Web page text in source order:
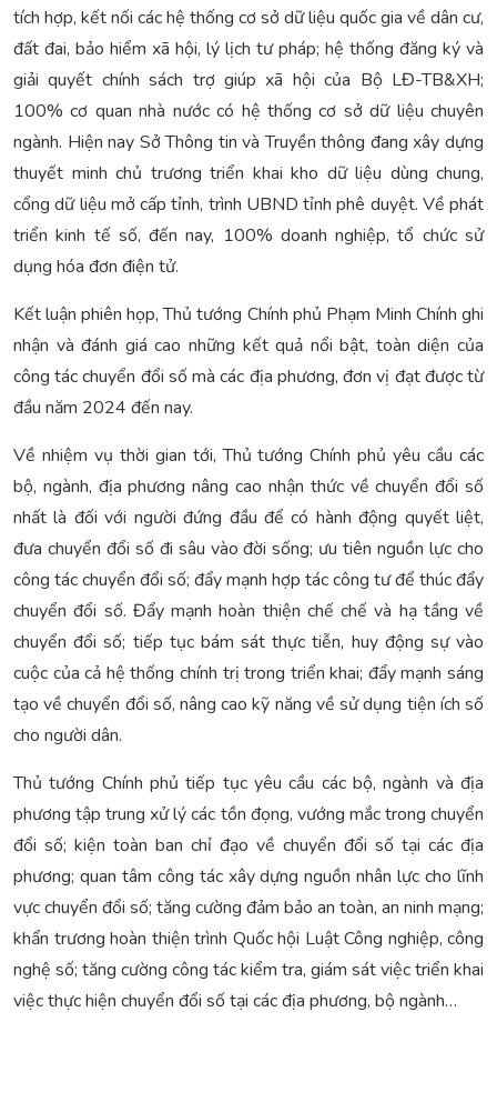
tích hợp, kết nối các hệ thống cơ sở dữ liệu quốc gia về dân cư,
đất đai, bảo hiểm xã hội, lý lịch tư pháp; hệ thống đăng ký và
giải quyết chính sách trợ giúp xã hội của Bộ LĐ-TB&XH;
100% cơ quan nhà nước có hệ thống cơ sở dữ liệu chuyên
ngành. Hiện nay Sở Thông tin và Truyền thông đang xây dựng
thuyết minh chủ trương triển khai kho dữ liệu dùng chung,
cổng dữ liệu mở cấp tỉnh, trình UBND tỉnh phê duyệt. Về phát
triển kinh tế số, đến nay, 100% doanh nghiệp, tổ chức sử
dụng hóa đơn điện tử.
Kết luận phiên họp, Thủ tướng Chính phủ Phạm Minh Chính ghi
nhận và đánh giá cao những kết quả nổi bật, toàn diện của
công tác chuyển đổi số mà các địa phương, đơn vị đạt được từ
đầu năm 2024 đến nay.
Về nhiệm vụ thời gian tới, Thủ tướng Chính phủ yêu cầu các
bộ, ngành, địa phương nâng cao nhận thức về chuyển đổi số
nhất là đối với người đứng đầu để có hành động quyết liệt,
đưa chuyển đổi số đi sâu vào đời sống; ưu tiên nguồn lực cho
công tác chuyển đổi số; đẩy mạnh hợp tác công tư để thúc đẩy
chuyển đổi số. Đẩy mạnh hoàn thiện chế chế và hạ tầng về
chuyển đổi số; tiếp tục bám sát thực tiễn, huy động sự vào
cuộc của cả hệ thống chính trị trong triển khai; đẩy mạnh sáng
tạo về chuyển đổi số, nâng cao kỹ năng về sử dụng tiện ích số
cho người dân.
Thủ tướng Chính phủ tiếp tục yêu cầu các bộ, ngành và địa
phương tập trung xử lý các tồn đọng, vướng mắc trong chuyển
đổi số; kiện toàn ban chỉ đạo về chuyển đổi số tại các địa
phương; quan tâm công tác xây dựng nguồn nhân lực cho lĩnh
vực chuyển đổi số; tăng cường đảm bảo an toàn, an ninh mạng;
khẩn trương hoàn thiện trình Quốc hội Luật Công nghiệp, công
nghệ số; tăng cường công tác kiểm tra, giám sát việc triển khai
việc thực hiện chuyển đổi số tại các địa phương, bộ ngành…